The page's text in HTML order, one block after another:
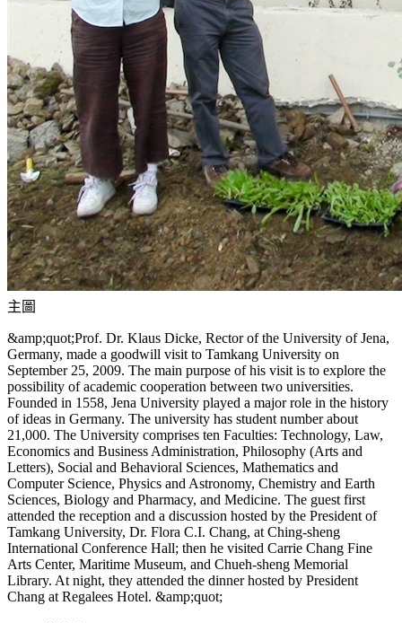
主圖
&amp;quot;Prof. Dr. Klaus Dicke, Rector of the University of Jena,
Germany, made a goodwill visit to Tamkang University on
September 25, 2009. The main purpose of his visit is to explore the
possibility of academic cooperation between two universities.
Founded in 1558, Jena University played a major role in the history
of ideas in Germany. The university has student number about
21,000. The University comprises ten Faculties: Technology, Law,
Economics and Business Administration, Philosophy (Arts and
Letters), Social and Behavioral Sciences, Mathematics and
Computer Science, Physics and Astronomy, Chemistry and Earth
Sciences, Biology and Pharmacy, and Medicine. The guest first
attended the reception and a discussion hosted by the President of
Tamkang University, Dr. Flora C.I. Chang, at Ching-sheng
International Conference Hall; then he visited Carrie Chang Fine
Arts Center, Maritime Museum, and Chueh-sheng Memorial
Library. At night, they attended the dinner hosted by President
Chang at Regalees Hotel. &amp;quot;